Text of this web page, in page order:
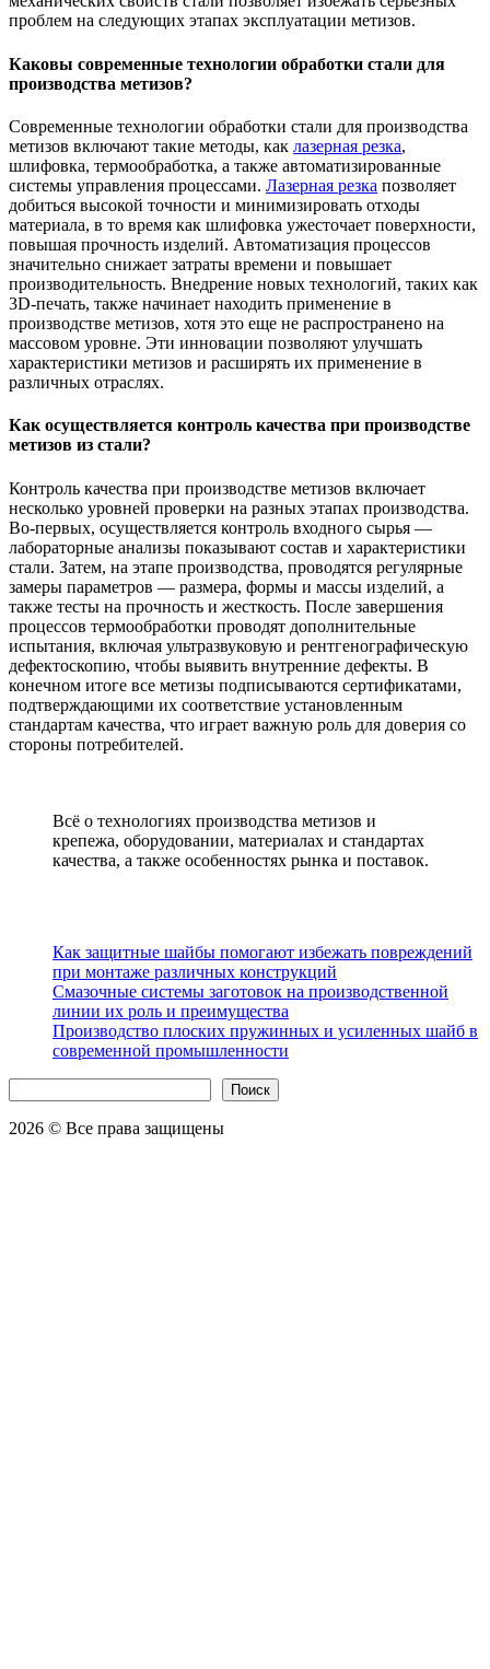
проблем на следующих этапах эксплуатации метизов.
Каковы современные технологии обработки стали для
производства метизов?
Современные технологии обработки стали для производства
метизов включают такие методы, как лазерная резка,
шлифовка, термообработка, а также автоматизированные
системы управления процессами. Лазерная резка позволяет
добиться высокой точности и минимизировать отходы
материала, в то время как шлифовка ужесточает поверхности,
повышая прочность изделий. Автоматизация процессов
значительно снижает затраты времени и повышает
производительность. Внедрение новых технологий, таких как
3D-печать, также начинает находить применение в
производстве метизов, хотя это еще не распространено на
массовом уровне. Эти инновации позволяют улучшать
характеристики метизов и расширять их применение в
различных отраслях.
Как осуществляется контроль качества при производстве
метизов из стали?
Контроль качества при производстве метизов включает
несколько уровней проверки на разных этапах производства.
Во-первых, осуществляется контроль входного сырья —
лабораторные анализы показывают состав и характеристики
стали. Затем, на этапе производства, проводятся регулярные
замеры параметров — размера, формы и массы изделий, а
также тесты на прочность и жесткость. После завершения
процессов термообработки проводят дополнительные
испытания, включая ультразвуковую и рентгенографическую
дефектоскопию, чтобы выявить внутренние дефекты. В
конечном итоге все метизы подписываются сертификатами,
подтверждающими их соответствие установленным
стандартам качества, что играет важную роль для доверия со
стороны потребителей.
Всё о технологиях производства метизов и
крепежа, оборудовании, материалах и стандартах
качества, а также особенностях рынка и поставок.
Как защитные шайбы помогают избежать повреждений
при монтаже различных конструкций
Смазочные системы заготовок на производственной
линии их роль и преимущества
Производство плоских пружинных и усиленных шайб в
современной промышленности
Поиск
2026 © Все права защищены